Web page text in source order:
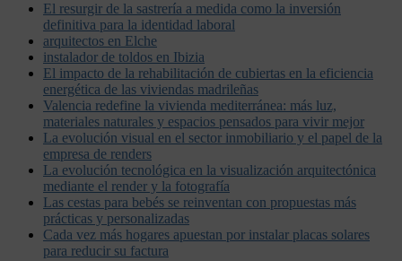
El resurgir de la sastrería a medida como la inversión
definitiva para la identidad laboral
arquitectos en Elche
instalador de toldos en Ibizia
El impacto de la rehabilitación de cubiertas en la eficiencia
energética de las viviendas madrileñas
Valencia redefine la vivienda mediterránea: más luz,
materiales naturales y espacios pensados para vivir mejor
La evolución visual en el sector inmobiliario y el papel de la
empresa de renders
La evolución tecnológica en la visualización arquitectónica
mediante el render y la fotografía
Las cestas para bebés se reinventan con propuestas más
prácticas y personalizadas
Cada vez más hogares apuestan por instalar placas solares
para reducir su factura